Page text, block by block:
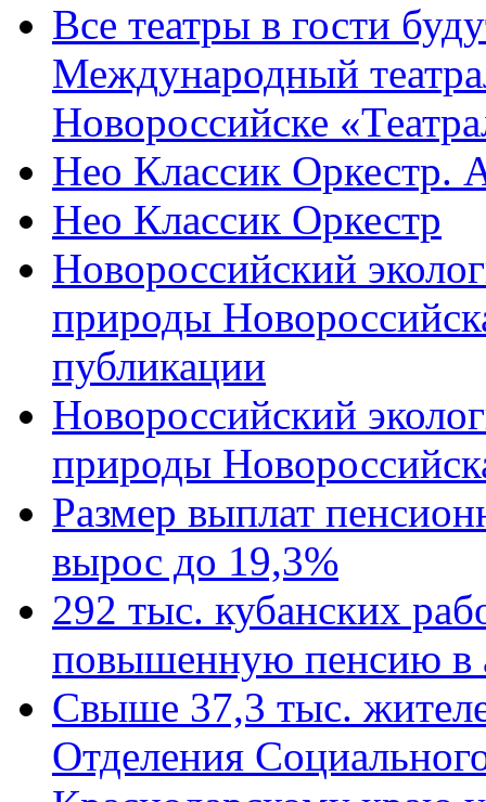
Все театры в гости
Международный
Новороссийске
Нео Классик Оркестр.
Нео Классик Оркестр
Новороссийский
природы
публикации
Новороссийский
природы
Размер выплат
вырос до 19,3%
292 тыс. кубанских
повышенную пенсию в
Свыше 37,3 тыс.
Отделения